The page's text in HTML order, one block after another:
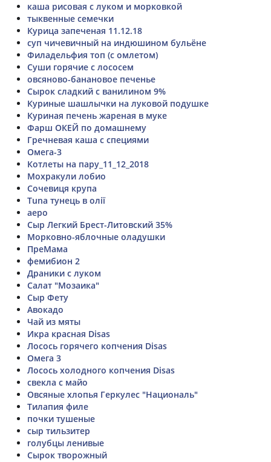
каша рисовая с луком и морковкой
тыквенные семечки
Курица запеченая 11.12.18
суп чичевичный на индюшином бульёне
Филадельфия топ (с омлетом)
Суши горячие с лососем
овсяново-банановое печенье
Сырок сладкий с ванилином 9%
Куриные шашлычки на луковой подушке
Куриная печень жареная в муке
Фарш ОКЕЙ по домашнему
Гречневая каша с специями
Омега-3
Котлеты на пару_11_12_2018
Мохракули лобио
Сочевиця крупа
Tuna тунець в олії
аеро
Сыр Легкий Брест-Литовский 35%
Морковно-яблочные оладушки
ПреМама
фемибион 2
Драники с луком
Салат "Мозаика"
Сыр Фету
Авокадо
Чай из мяты
Икра красная Disas
Лосось горячего копчения Disas
Омега 3
Лосось холодного копчения Disas
свекла с майо
Овсяные хлопья Геркулес "Националь"
Тилапия филе
почки тушеные
сыр тильзитер
голубцы ленивые
Сырок творожный